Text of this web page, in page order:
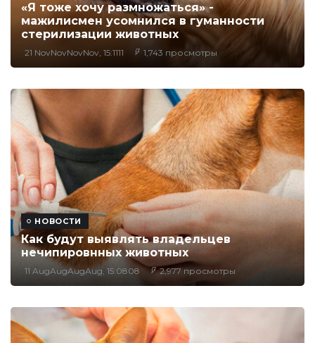
«Я тоже хочу размножаться» -
мажилисмен усомнился в гуманности
стерилизации животных
21 NovNovNovNov, 15:1111 1,743 просмотры
НОВОСТИ
Как будут выявлять владельцев
нечипировнных животных
11 AugAugAugAug, 15:0808 2,977 просмотры